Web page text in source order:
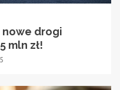
nowe drogi
mln zł!